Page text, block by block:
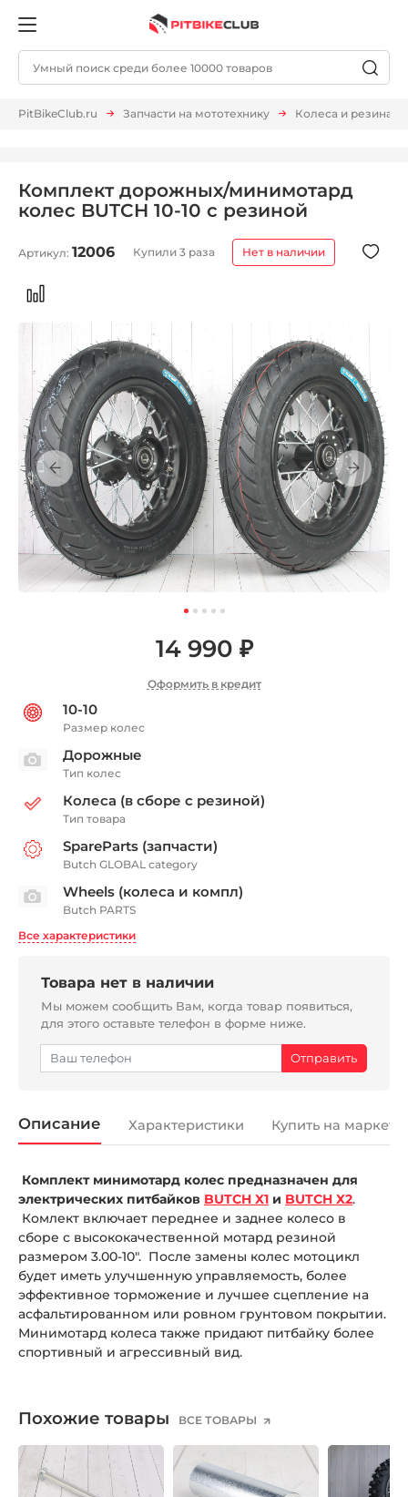
PitBikeClub.ru Запчасти на мототехнику Колеса и резина
Комплект дорожных/минимотард
колес BUTCH 10-10 c резиной
Артикул: 12006 Купили 3 раза Нет в наличии
14 990 ₽
Оформить в кредит
10-10
Размер колес
Дорожные
Тип колес
Колеса (в сборе с резиной)
Тип товара
SpareParts (запчасти)
Butch GLOBAL category
Wheels (колеса и компл)
Butch PARTS
Все характеристики
Товара нет в наличии
Мы можем сообщить Вам, когда товар появиться,
для этого оставьте телефон в форме ниже.
Описание Характеристики Купить на
Комплект минимотард колес предназначен для
электрических питбайков BUTCH X1 и BUTCH X2.
Комлект включает переднее и заднее колесо в
сборе с высококачественной мотард резиной
размером 3.00-10". После замены колес мотоцикл
будет иметь улучшенную управляемость, более
эффективное торможение и лучшее сцепление на
асфальтированном или ровном грунтовом покрытии.
Минимотард колеса также придают питбайку более
спортивный и агрессивный вид.
Похожие товары ВСЕ ТОВАРЫ